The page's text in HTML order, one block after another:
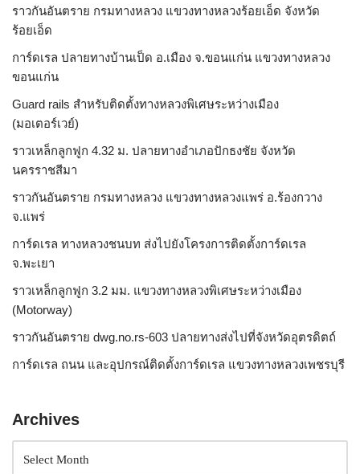
ราวกันอันตราย กรมทางหลวง แขวงทางหลวงร้อยเอ็ด จังหวัด
ร้อยเอ็ด
การ์ดเรล ปลายทางบ้านเป็ด อ.เมือง จ.ขอนแก่น แขวงทางหลวง
ขอนแก่น
Guard rails สำหรับติดตั้งทางหลวงพิเศษระหว่างเมือง
(มอเตอร์เวย์)
ราวเหล็กลูกฟูก 4.32 ม. ปลายทางอำเภอปักธงชัย จังหวัด
นครราชสีมา
ราวกันอันตราย กรมทางหลวง แขวงทางหลวงแพร่ อ.ร้องกวาง
จ.แพร่
การ์ดเรล ทางหลวงชนบท ส่งไปยังโครงการติดตั้งการ์ดเรล
จ.พะเยา
ราวเหล็กลูกฟูก 3.2 มม. แขวงทางหลวงพิเศษระหว่างเมือง
(Motorway)
ราวกันอันตราย dwg.no.rs-603 ปลายทางส่งไปที่จังหวัดอุตรดิตถ์
การ์ดเรล ถนน และอุปกรณ์ติดตั้งการ์ดเรล แขวงทางหลวงเพชรบุรี
Archives